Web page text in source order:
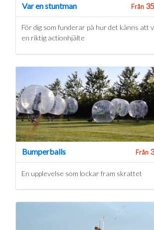
Var en stuntman Från
För dig som funderar på hur det känns att
en riktig actionhjälte
Bumperballs Från
En upplevelse som lockar fram skrattet